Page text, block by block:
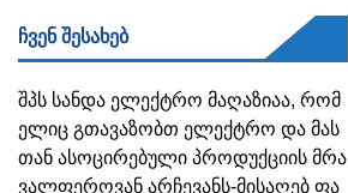
ჩვენ შესახებ
შპს სანდა ელექტრო მაღაზიაა, რომ
ელიც გთავაზობთ ელექტრო და მას
თან ასოცირებული პროდუქციის მრა
ვალფეროვან არჩევანს-მისაღებ ფა